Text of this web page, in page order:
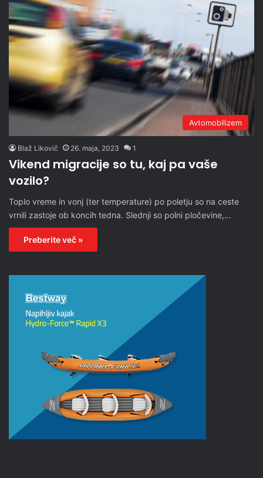
Avtomobilizem
Blaž Likovič 26. maja, 2023 1
Vikend migracije so tu, kaj pa vaše
vozilo?
Toplo vreme in vonj (ter temperature) po poletju so na ceste
vrnili zastoje ob koncih tedna. Slednji so polni pločevine,…
Preberite več »